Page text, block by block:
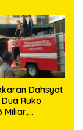
Dahsyat
Ruko
Miliar,